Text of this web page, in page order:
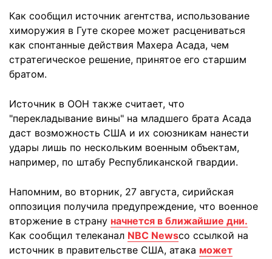
Как сообщил источник агентства, использование
химоружия в Гуте скорее может расцениваться
как спонтанные действия Махера Асада, чем
стратегическое решение, принятое его старшим
братом.
Источник в ООН также считает, что
"перекладывание вины" на младшего брата Асада
даст возможность США и их союзникам нанести
удары лишь по нескольким военным объектам,
например, по штабу Республиканской гвардии.
Напомним, во вторник, 27 августа, сирийская
оппозиция получила предупреждение, что военное
вторжение в страну начнется в ближайшие дни.
Как сообщил телеканал NBC Newsсо ссылкой на
источник в правительстве США, атака может